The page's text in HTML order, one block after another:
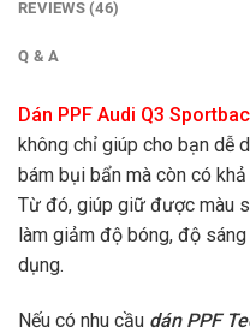
REVIEWS (46)
Q & A
Dán PPF Audi Q3
không chỉ giúp cho bạn dễ
bám bụi bẩn mà còn có
Từ đó, giúp giữ được màu
làm giảm độ bóng, độ
dụng.
Nếu có nhu cầu dán PPF